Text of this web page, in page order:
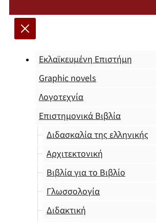
Εκλαϊκευμένη Επιστήμη
Graphic novels
Λογοτεχνία
Επιστημονικά Βιβλία
Διδασκαλία της ελληνικής
Αρχιτεκτονική
Βιβλία για το Βιβλίο
Γλωσσολογία
Διδακτική